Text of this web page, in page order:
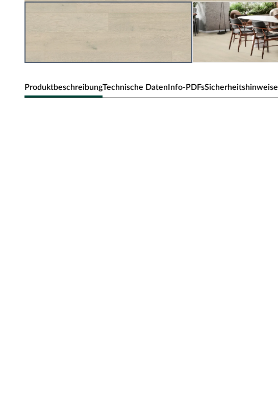
ProduktbeschreibungTechnische DatenInfo-PDFsSicherheitshinweise